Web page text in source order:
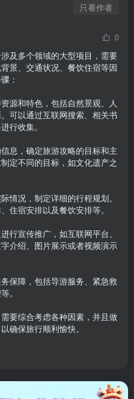
只看作者
0
及多个领域的大型项目，需要
景、交通状况、餐饮住宿等因
：
源和特色，包括自然景观、人
可以通过互联网搜索、相关书
行收集。
息，确定旅游攻略的目标和主
定不同的目标，如文化遗产之
情况，制定详细的行程规划。
住宿安排以及餐饮安排等。
行宣传推广，如互联网平台、
介绍、图片展示或者视频演示
保障，包括导游服务、紧急救
。
要综合考虑各种因素，并且做
确保旅行顺利愉快。